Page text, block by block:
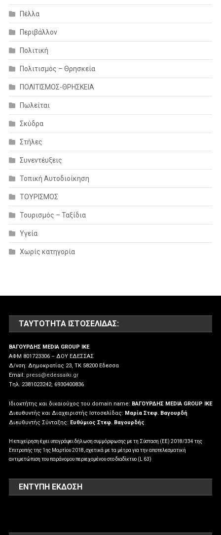
Πέλλα
Περιβάλλον
Πολιτική
Πολιτισμός – Θρησκεία
ΠΟΛΙΤΙΣΜΟΣ-ΘΡΗΣΚΕΙΑ
Πωλείται
Σκύδρα
Στήλες
Συνεντέυξεις
Τοπική Αυτοδιοίκηση
ΤΟΥΡΙΣΜΟΣ
Τουρισμός – Ταξίδια
Υγεία
Χωρίς κατηγορία
ΤΑΥΤΌΤΗΤΑ ΙΣΤΟΣΕΛΊΔΑΣ:
ΒΑΓΟΥΡΔΗΣ MEDIA GROUP IKE
ΑΦΜ 801723306 – ΔΟΥ ΕΔΕΣΣΑΣ
Δ/νση: Δημοκρατίας 23, ΤΚ 58200 Εδεσσα
Email: press@edessaiki.gr
Tηλ. 2381023242, 6930400836
Ιδιοκτήτης και δικαιούχος του domain name: ΒΑΓΟΥΡΔΗΣ MEDIA GROUP IKE
Διευθυντής και Διαχειριστής Ιστοσελίδας: Μαρία Στεφ. Βαγουρδή
Διευθυντής Σύνταξης: Ευθύμιος Στεφ. Βαγουρδής
Η επιχείρηση έχει υπογράψει δήλωση συμμόρφωσης με τη Σύσταση (ΕΕ) 2018/334 της
Επιτροπής της 1ης Μαρτίου 2018, σχετικά με τα μέτρα για την αποτελεσματική
αντιμετώπιση του παράνομου περιεχομένου στο διαδίκτυο (L 63)
ΕΝΤΥΠΗ ΕΚΔΟΣΗ